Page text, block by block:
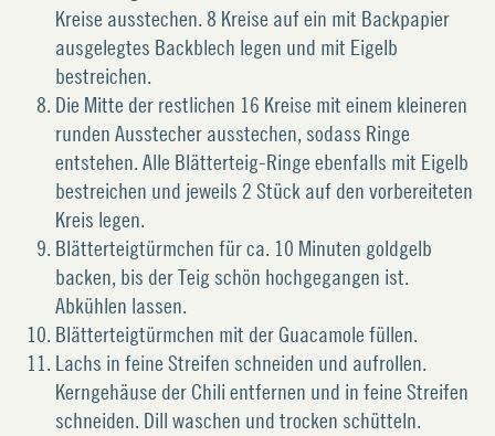
Kreise ausstechen. 8 Kreise auf ein mit Backpapier
ausgelegtes Backblech legen und mit Eigelb
bestreichen.
Die Mitte der restlichen 16 Kreise mit einem kleineren
runden Ausstecher ausstechen, sodass Ringe
entstehen. Alle Blätterteig-Ringe ebenfalls mit Eigelb
bestreichen und jeweils 2 Stück auf den vorbereiteten
Kreis legen.
Blätterteigtürmchen für ca. 10 Minuten goldgelb
backen, bis der Teig schön hochgegangen ist.
Abkühlen lassen.
Blätterteigtürmchen mit der Guacamole füllen.
Lachs in feine Streifen schneiden und aufrollen.
Kerngehäuse der Chili entfernen und in feine Streifen
schneiden. Dill waschen und trocken schütteln.